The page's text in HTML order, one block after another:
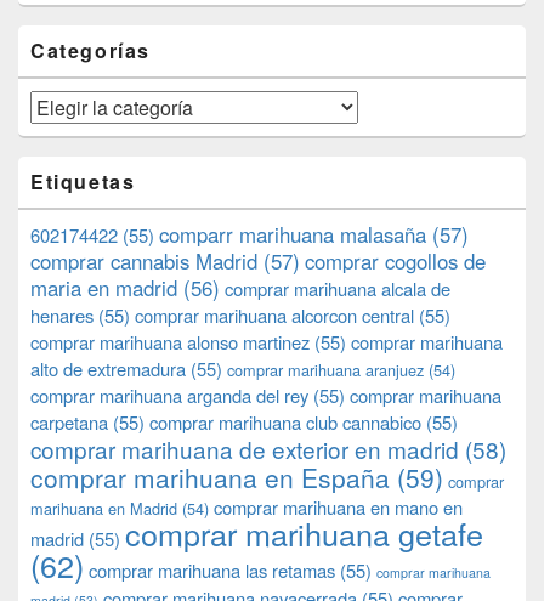
Categorías
Categorías
Etiquetas
602174422 (55) comparr marihuana malasaña (57)
comprar cannabis Madrid (57) comprar cogollos de
maria en madrid (56) comprar marihuana alcala de
henares (55) comprar marihuana alcorcon central (55)
comprar marihuana alonso martinez (55) comprar marihuana
alto de extremadura (55) comprar marihuana aranjuez (54)
comprar marihuana arganda del rey (55) comprar marihuana
carpetana (55) comprar marihuana club cannabico (55)
comprar marihuana de exterior en madrid (58)
comprar marihuana en España (59) comprar
marihuana en Madrid (54) comprar marihuana en mano en
madrid (55) comprar marihuana getafe
(62) comprar marihuana las retamas (55) comprar marihuana